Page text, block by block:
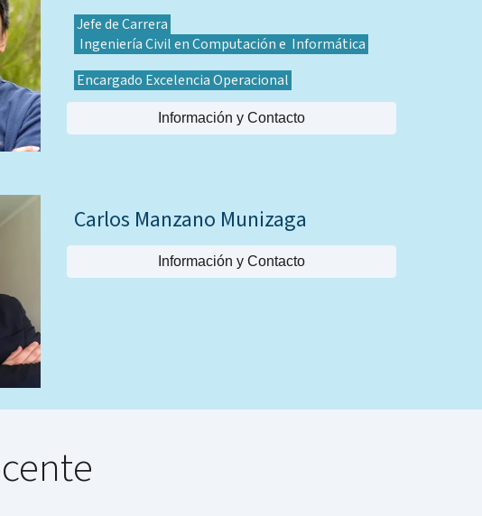
Jefe de Carrera
Ingeniería Civil en Computación e Informática
Encargado Excelencia Operacional
Información y Contacto
Carlos Manzano Munizaga
Información y Contacto